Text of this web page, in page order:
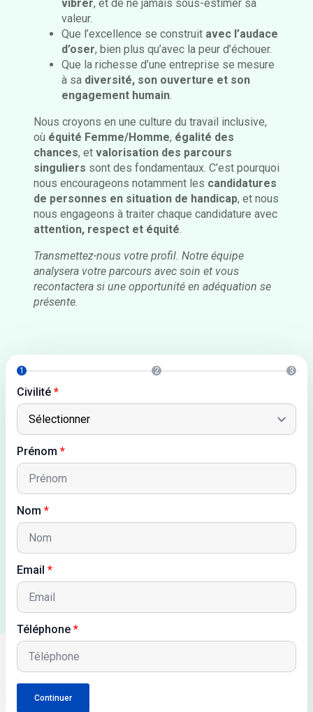
vibrer, et de ne jamais sous-estimer sa
valeur.
Que l’excellence se construit avec l’audace
d’oser, bien plus qu’avec la peur d’échouer.
Que la richesse d’une entreprise se mesure
à sa diversité, son ouverture et son
engagement humain.
Nous croyons en une culture du travail inclusive,
où équité Femme/Homme, égalité des
chances, et valorisation des parcours
singuliers sont des fondamentaux. C’est pourquoi
nous encourageons notamment les candidatures
de personnes en situation de handicap, et nous
nous engageons à traiter chaque candidature avec
attention, respect et équité.
Transmettez-nous votre profil. Notre équipe
analysera votre parcours avec soin et vous
recontactera si une opportunité en adéquation se
présente.
1 2 3
Civilité *
Prénom *
Nom *
Email *
Téléphone *
Continuer